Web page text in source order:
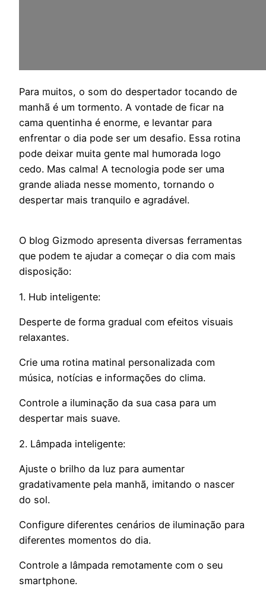
Para muitos, o som do despertador tocando de
manhã é um tormento. A vontade de ficar na
cama quentinha é enorme, e levantar para
enfrentar o dia pode ser um desafio. Essa rotina
pode deixar muita gente mal humorada logo
cedo. Mas calma! A tecnologia pode ser uma
grande aliada nesse momento, tornando o
despertar mais tranquilo e agradável.
O blog Gizmodo apresenta diversas ferramentas
que podem te ajudar a começar o dia com mais
disposição:
1. Hub inteligente:
Desperte de forma gradual com efeitos visuais
relaxantes.
Crie uma rotina matinal personalizada com
música, notícias e informações do clima.
Controle a iluminação da sua casa para um
despertar mais suave.
2. Lâmpada inteligente:
Ajuste o brilho da luz para aumentar
gradativamente pela manhã, imitando o nascer
do sol.
Configure diferentes cenários de iluminação para
diferentes momentos do dia.
Controle a lâmpada remotamente com o seu
smartphone.